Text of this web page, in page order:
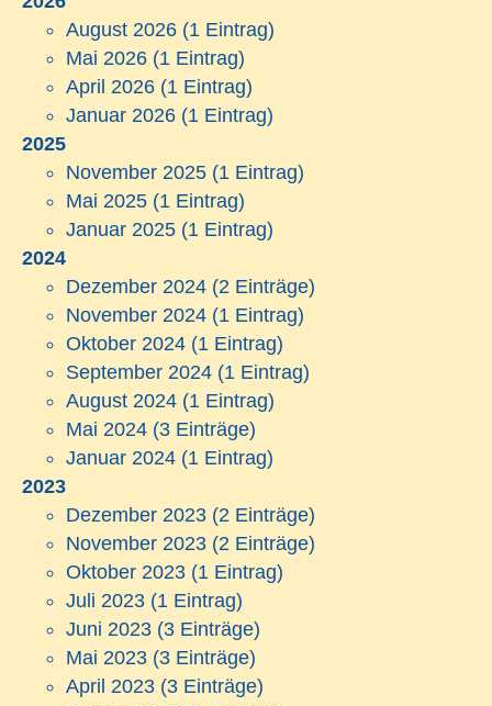
August 2026 (1 Eintrag)
Mai 2026 (1 Eintrag)
April 2026 (1 Eintrag)
Januar 2026 (1 Eintrag)
2025
November 2025 (1 Eintrag)
Mai 2025 (1 Eintrag)
Januar 2025 (1 Eintrag)
2024
Dezember 2024 (2 Einträge)
November 2024 (1 Eintrag)
Oktober 2024 (1 Eintrag)
September 2024 (1 Eintrag)
August 2024 (1 Eintrag)
Mai 2024 (3 Einträge)
Januar 2024 (1 Eintrag)
2023
Dezember 2023 (2 Einträge)
November 2023 (2 Einträge)
Oktober 2023 (1 Eintrag)
Juli 2023 (1 Eintrag)
Juni 2023 (3 Einträge)
Mai 2023 (3 Einträge)
April 2023 (3 Einträge)